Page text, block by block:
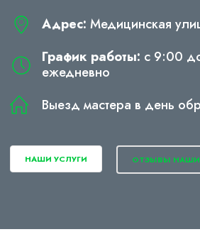
Адрес: Медицинская
График работы: с 9:00
ежедневно
Выезд мастера в день
НАШИ УСЛУГИ ОТЗЫВЫ